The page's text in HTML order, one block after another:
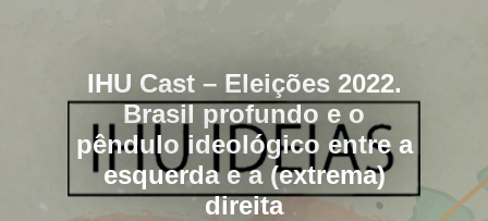
IHU Cast – Eleições 2022.
Brasil profundo e o
pêndulo ideológico entre a
esquerda e a (extrema)
direita